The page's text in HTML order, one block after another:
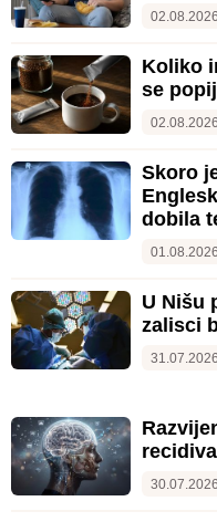
Koliko
se
Skoro
dobila
U Nišu
zalisci